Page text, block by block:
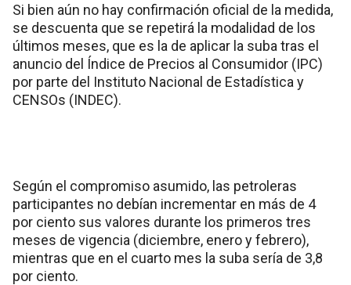
Si bien aún no hay confirmación oficial de la medida,
se descuenta que se repetirá la modalidad de los
últimos meses, que es la de aplicar la suba tras el
anuncio del Índice de Precios al Consumidor (IPC)
por parte del Instituto Nacional de Estadística y
CENSOs (INDEC).
Según el compromiso asumido, las petroleras
participantes no debían incrementar en más de 4
por ciento sus valores durante los primeros tres
meses de vigencia (diciembre, enero y febrero),
mientras que en el cuarto mes la suba sería de 3,8
por ciento.